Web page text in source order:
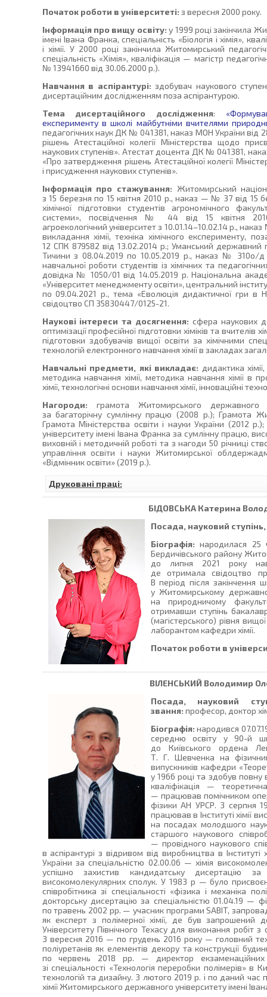
Початок роботи в університеті: з вересня 2000 року.
Інформація про вищу освіту: у 1999 році закінчила
імені Івана Франка, спеціальність «Біологія і хімія»,
і хімії. У 2000 році закінчила Житомирський
спеціальність «Хімія», кваліфікація — магістр
№ 13941660 від 30.06.2000 р.).
Навчання в аспірантурі: здобувач наукового
дисертаційним дослідженням поза аспірантурою.
Тема дисертаційного дослідження:
експерименту в школі майбутніми вчителями
педагогічних наук ДК № 041381, наказ МОН України від
рішень Атестаційної колегії Міністерства щодо
наукових ступенів». Атестат доцента ДК № 041381,
«Про затвердження рішень Атестаційної колегії
і присудження наукових ступенів».
Інформація про стажування: Житомирський
з 15 березня по 15 квітня 2010 р., наказ — № 37 від 15
хімічної підготовки студентів агрономічного
системи», посвідчення № 44 від 15 квітня
агроекологічний університет з 10.01.14–10.02.14 р.,
викладання хімії, техніка хімічного експерименту,
12 СПК 879582 від 13.02.2014 р.; Уманський державний
Тичини з 08.04.2019 по 10.05.2019 р., наказ № 310о/д
навчальної роботи студентів із хімічних та
довідка № 1050/01 від 14.05.2019 р. Національна
«Університет менеджменту освіти», центральний
по 09.04.2021 р., тема «Еволюція дидактичної гри в
свідоцтво СП 35830447/0125-21.
Наукові інтереси та досягнення:сфера наукових
оптимізації професійної підготовки хіміків та вчителів
підготовки здобувачів вищої освіти за хімічними
технологій електронного навчання хімії в закладах
Навчальні предмети, які викладає: дидактика
методика навчання хімії, методика навчання хімії в
хімії, технологічні основи навчання хімії, інноваційні
Нагороди: грамота Житомирського державного
за багаторічну сумлінну працю (2008 р.); Грамота
Грамота Міністерства освіти і науки України (2012
університету імені Івана Франка за сумлінну працю,
виховній і методичній роботі та з нагоди 50 річниці
управління освіти і науки Житомирської
«Відмінник освіти» (2019 р.).
Друковані праці:
БІДОВСЬКАКатерина
Посада, науковий
Біографія: народилася 25
Бердичівського району
до липня 2021 року
де отримала свідоцтво
В період після закінчення
у Житомирському
на природничому
отримавши ступінь
(магістерського) рівня
лаборантом кафедри хімії.
Початок роботи в
ВІЛЕНСЬКИЙ Володимир
Посада, науковий
звання: професор, доктор
Біографія: народився
середню освіту у 90-й
до Київського ордена
Т. Г. Шевченка на
випускників кафедри
у 1966 році та здобув повну
кваліфікація —
— працював помічником
фізики АН УРСР. З серпня
працював в Інституті хімії
на посадах молодшого
старшого наукового
— провідного наукового
в аспірантурі з відривом від виробництва в
України за спеціальністю 02.00.06 — хімія
успішно захистив кандидатську дисертацію
високомолекулярних сполук. У 1983 р — було
співробітника зі спеціальності «фізика і механіка
докторську дисертацію за спеціальністю 01.04.19 —
по травень 2002 рр. — учасник програми SABIT,
як експерт з полімерної хімії, де був запрошений
Університету Північного Техасу для виконання робіт з
З вересня 2016 — по грудень 2016 року — головний
поліуретанів як елементів декору та конструкції
по червень 2018 рр. — директор екзаменаційних
зі спеціальності «Технологія переробки полімерів» в
технологій та дизайну. З лютого 2019 р. і по даний
хімії Житомирського державного університету імені